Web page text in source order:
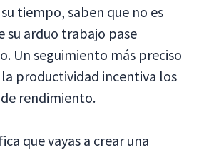
tiempo, saben que no es
su arduo trabajo pase
Un seguimiento más preciso
productividad incentiva los
rendimiento.
que vayas a crear una